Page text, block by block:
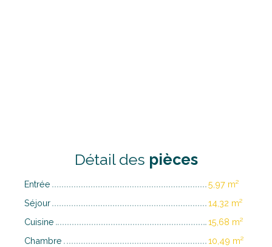
Détail des pièces
Entrée
5,97 m²
Séjour
14,32 m²
Cuisine
15,68 m²
Chambre
10,49 m²